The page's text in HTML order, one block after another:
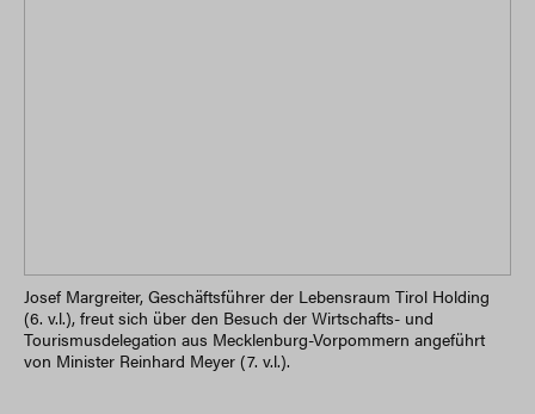
Josef Margreiter, Geschäftsführer der Lebensraum Tirol Holding
(6. v.l.), freut sich über den Besuch der Wirtschafts- und
Tourismusdelegation aus Mecklenburg-Vorpommern angeführt
von Minister Reinhard Meyer (7. v.l.).